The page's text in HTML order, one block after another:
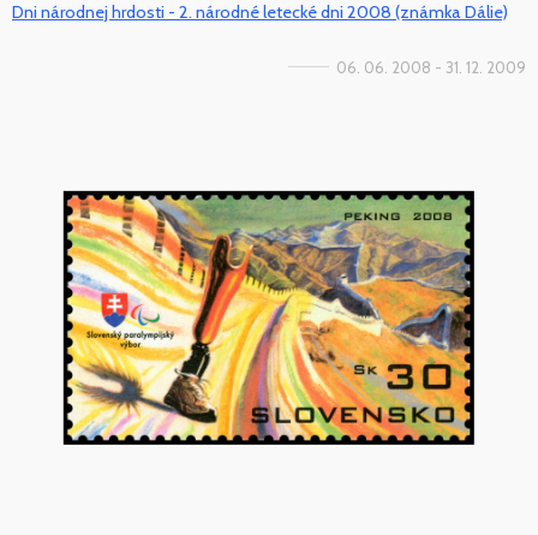
Dni národnej hrdosti - 2. národné letecké dni 2008 (známka Dálie)
06. 06. 2008 - 31. 12. 2009